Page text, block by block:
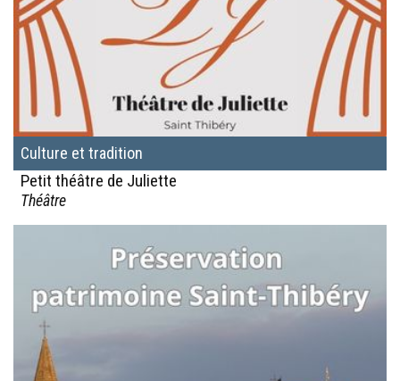
Culture et tradition
Petit théâtre de Juliette
Théâtre